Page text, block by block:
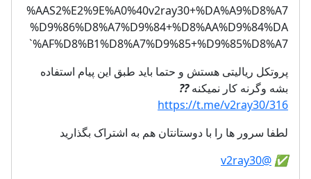
%AAS2%E2%9E%A0%40v2ray30+%DA%A9%D8%A7
%D9%86%D8%A7%D9%84+%D8%AA%D9%84%DA
%AF%D8%B1%D8%A7%D9%85+%D9%85%D8%A7`
پروتکل ریالیتی هستش و حتما باید طبق این پیام استفاده
بشه وگرنه کار نمیکنه??
https://t.me/v2ray30/316
لطفا سرور ها را با دوستانتان هم به اشتراک بگذارید
✅️
@v2ray30